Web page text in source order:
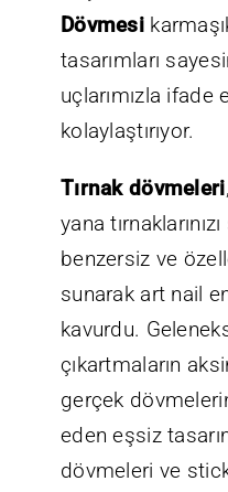
Dövmesi
tasarımları
uçlarımızla
kolaylaştırıyor.
Tırnak dövmeleri
yana
benzersiz ve
sunarak art nail
kavurdu.
çıkartmaların
gerçek
eden eşsiz
dövmeleri ve